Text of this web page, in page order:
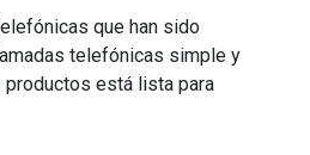
que han sido
telefónicas simple y
productos está lista para